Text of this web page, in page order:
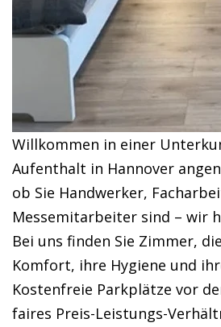
Willkommen in einer
Aufenthalt in Hannover
ob Sie Handwerker,
Messemitarbeiter sind – wir
Bei uns finden Sie Zimmer,
Komfort, ihre Hygiene und
Kostenfreie Parkplätze vor
faires Preis-Leistungs-